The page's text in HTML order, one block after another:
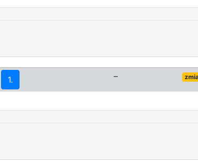
1. –